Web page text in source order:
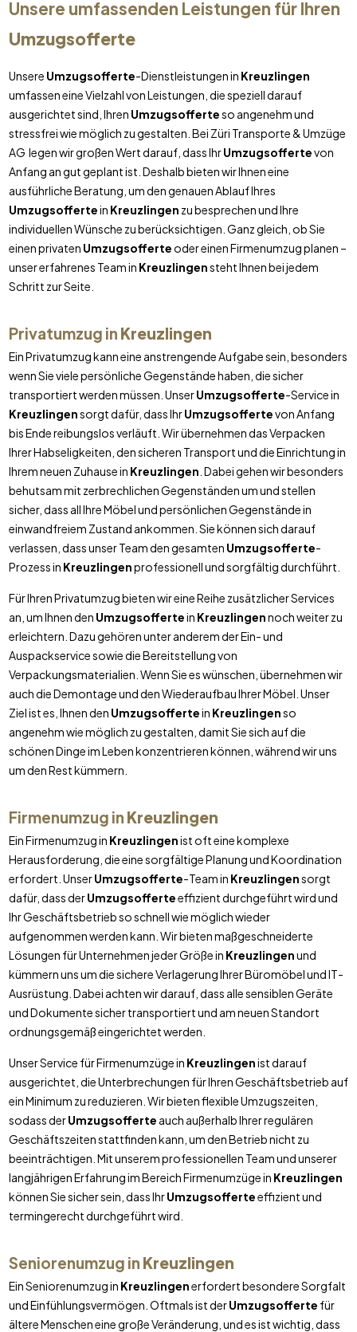
Unsere umfassenden Leistungen für Ihren
Umzugsofferte
Unsere Umzugsofferte-Dienstleistungen in Kreuzlingen
umfassen eine Vielzahl von Leistungen, die speziell darauf
ausgerichtet sind, Ihren Umzugsofferteso angenehm und
stressfrei wie möglich zu gestalten. Bei Züri Transporte & Umzüge
AG legen wir großen Wert darauf, dass IhrUmzugsoffertevon
Anfang an gut geplant ist. Deshalb bieten wir Ihnen eine
ausführliche Beratung, um den genauen Ablauf Ihres
Umzugsoffertein Kreuzlingen zu besprechen und Ihre
individuellen Wünsche zu berücksichtigen. Ganz gleich, ob Sie
einen privaten Umzugsofferteoder einen Firmenumzug planen –
unser erfahrenes Team in Kreuzlingensteht Ihnen bei jedem
Schritt zur Seite.
Privatumzug in Kreuzlingen
Ein Privatumzug kann eine anstrengende Aufgabe sein, besonders
wenn Sie viele persönliche Gegenstände haben, die sicher
transportiert werden müssen. UnserUmzugsofferte-Service in
Kreuzlingensorgt dafür, dass IhrUmzugsoffertevon Anfang
bis Ende reibungslos verläuft. Wir übernehmen das Verpacken
Ihrer Habseligkeiten, den sicheren Transport und die Einrichtung in
Ihrem neuen Zuhause in Kreuzlingen . Dabei gehen wir besonders
behutsam mit zerbrechlichen Gegenständen um und stellen
sicher, dass all Ihre Möbel und persönlichen Gegenstände in
einwandfreiem Zustand ankommen. Sie können sich darauf
verlassen, dass unser Team den gesamten Umzugsofferte-
Prozess in Kreuzlingenprofessionell und sorgfältig durchführt.
Für Ihren Privatumzug bieten wir eine Reihe zusätzlicher Services
an, um Ihnen den Umzugsoffertein Kreuzlingennoch weiter zu
erleichtern. Dazu gehören unter anderem der Ein- und
Auspackservice sowie die Bereitstellung von
Verpackungsmaterialien. Wenn Sie es wünschen, übernehmen wir
auch die Demontage und den Wiederaufbau Ihrer Möbel. Unser
Ziel ist es, Ihnen den Umzugsoffertein Kreuzlingenso
angenehm wie möglich zu gestalten, damit Sie sich auf die
schönen Dinge im Leben konzentrieren können, während wir uns
um den Rest kümmern.
Firmenumzug in Kreuzlingen
Ein Firmenumzug in Kreuzlingenist oft eine komplexe
Herausforderung, die eine sorgfältige Planung und Koordination
erfordert. UnserUmzugsofferte-Team in Kreuzlingensorgt
dafür, dass derUmzugsofferteeffizient durchgeführt wird und
Ihr Geschäftsbetrieb so schnell wie möglich wieder
aufgenommen werden kann. Wir bieten maßgeschneiderte
Lösungen für Unternehmen jeder Größe in Kreuzlingenund
kümmern uns um die sichere Verlagerung Ihrer Büromöbel und IT-
Ausrüstung. Dabei achten wir darauf, dass alle sensiblen Geräte
und Dokumente sicher transportiert und am neuen Standort
ordnungsgemäß eingerichtet werden.
Unser Service für Firmenumzüge in Kreuzlingenist darauf
ausgerichtet, die Unterbrechungen für Ihren Geschäftsbetrieb auf
ein Minimum zu reduzieren. Wir bieten flexible Umzugszeiten,
sodass derUmzugsofferte auch außerhalb Ihrer regulären
Geschäftszeiten stattfinden kann, um den Betrieb nicht zu
beeinträchtigen. Mit unserem professionellen Team und unserer
langjährigen Erfahrung im Bereich Firmenumzüge in Kreuzlingen
können Sie sicher sein, dass IhrUmzugsofferteeffizient und
termingerecht durchgeführt wird.
Seniorenumzug in Kreuzlingen
Ein Seniorenumzug in Kreuzlingenerfordert besondere Sorgfalt
und Einfühlungsvermögen. Oftmals ist derUmzugsofferte für
ältere Menschen eine große Veränderung, und es ist wichtig, dass